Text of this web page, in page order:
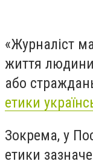
«Журналіст
життя
або
етики
Зокрема, у
етики